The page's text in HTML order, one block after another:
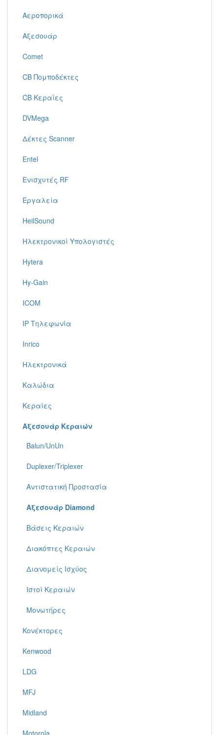
Αεροπορικά
Αξεσουάρ
Comet
CB Πομποδέκτες
CB Κεραίες
DVMega
Δέκτες Scanner
Entel
Ενισχυτές RF
Εργαλεία
HeilSound
Ηλεκτρονικοί Υπολογιστές
Hytera
Hy-Gain
ICOM
IP Τηλεφωνία
Inrico
Ηλεκτρονικά
Καλώδια
Κεραίες
Αξεσουάρ Κεραιών
Balun/UnUn
Duplexer/Triplexer
Αντιστατική Προστασία
Αξεσουάρ Diamond
Βάσεις Κεραιών
Διακόπτες Κεραιών
Διανομείς Ισχύος
Ιστοί Κεραιών
Μονωτήρες
Κονέκτορες
Kenwood
LDG
MFJ
Midland
Motorola